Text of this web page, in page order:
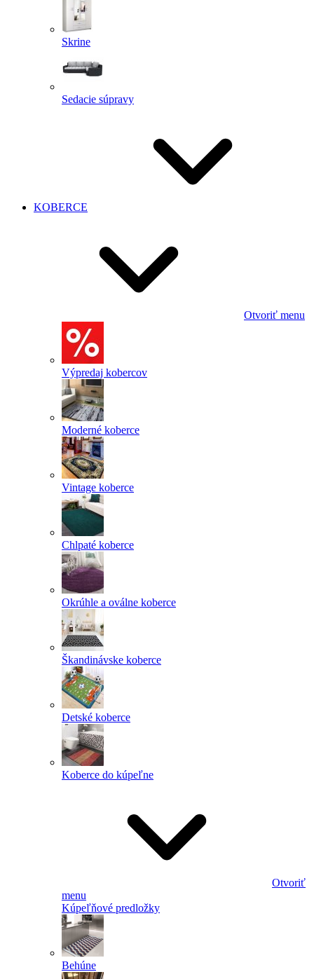
Skrine
Sedacie súpravy
KOBERCE
Otvoriť menu
Výpredaj kobercov
Moderné koberce
Vintage koberce
Chlpaté koberce
Okrúhle a oválne koberce
Škandinávske koberce
Detské koberce
Koberce do kúpeľne
Otvoriť
menu
Kúpeľňové predložky
Behúne